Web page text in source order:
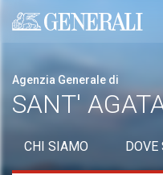
Generali logo
Agenzia Generale di
SANT'
CHI SIAMO DOVE